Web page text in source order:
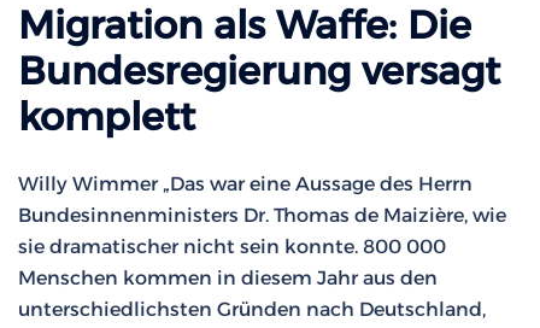
Migration als Waffe: Die
Bundesregierung versagt
komplett
Willy Wimmer „Das war eine Aussage des Herrn
Bundesinnenministers Dr. Thomas de Maizière, wie
sie dramatischer nicht sein konnte. 800 000
Menschen kommen in diesem Jahr aus den
unterschiedlichsten Gründen nach Deutschland,